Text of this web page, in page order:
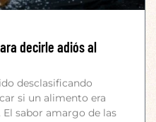
decirle adiós al
desclasificando
si un alimento era
sabor amargo de las